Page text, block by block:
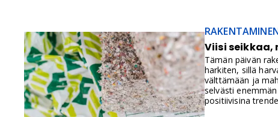
Viisi
Tämän päivän
harkiten, sillä
välttämään ja
selvästi
positiivisina